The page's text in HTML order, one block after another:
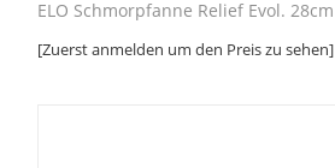
ELO Schmorpfanne Relief Evol. 28cm
[Zuerst anmelden um den Preis zu sehen]